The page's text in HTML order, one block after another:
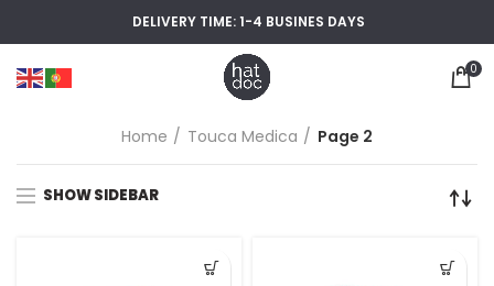
DELIVERY TIME: 1-4 BUSINES DAYS
0
Home Touca Medica Page 2
SHOW SIDEBAR